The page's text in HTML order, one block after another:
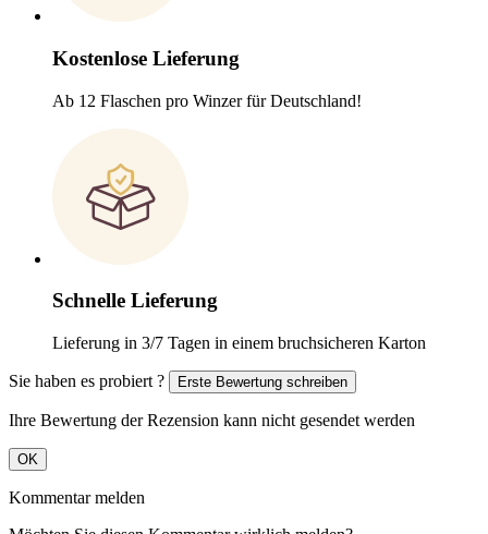
Kostenlose Lieferung
Ab 12 Flaschen pro Winzer für Deutschland!
Schnelle Lieferung
Lieferung in 3/7 Tagen in einem bruchsicheren Karton
Sie haben es probiert ? Erste Bewertung schreiben
Ihre Bewertung der Rezension kann nicht gesendet werden
OK
Kommentar melden